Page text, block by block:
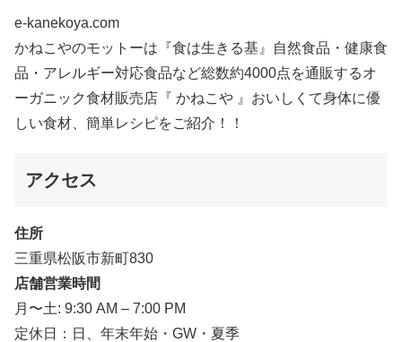
e-kanekoya.com
かねこやのモットーは『食は生きる基』自然食品・健康食
品・アレルギー対応食品など総数約4000点を通販するオ
ーガニック食材販売店『 かねこや 』おいしくて身体に優
しい食材、簡単レシピをご紹介！！
アクセス
住所
三重県松阪市新町830
店舗営業時間
月〜土: 9:30 AM – 7:00 PM
定休日：日、年末年始・GW・夏季